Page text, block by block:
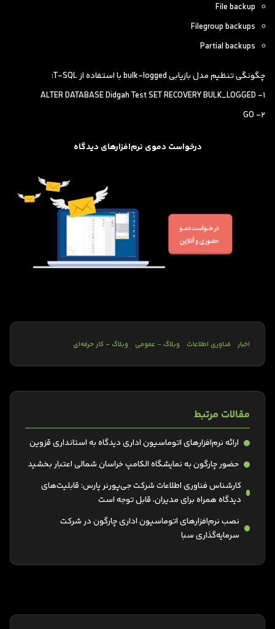
File backup
Filegroup backups
Partial backups
چگونگی تنظیم مدل بازیابی bulk-logged با استفاده از T-SQL:
1- ALTER DATABASE Didgah Test SET RECOVERY BULK_LOGGED
2- GO
درخواست دموی نرم‌افزارهای دیدگاه
اخبار فناوری اطلاعات وبلاگ - عمومی وبلاگ - کار حرفه‌ای
مقالات مرتبط
ارائه نرم‌افزارهای اتوماسیون اداری دیدگاه به استانداری قزوین
حضور چارگون به نمایشگاه الکامپ خراسان شمالی اعتبار بخشید
کارشناس فناوری اطلاعات شرکت جی‌پورنر پارس: قابلیت‌های
دیدگاه همراه برای مدیران، قابل توجه است
نصب نر‌م‌افزارهای اتوماسیون اداری چارگون در شرکت
سرمایه‌گذاری سبا